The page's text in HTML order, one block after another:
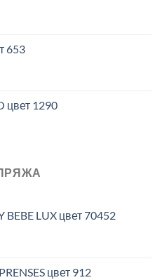
653
цвет 1290
BEBE LUX цвет 70452
цвет 912